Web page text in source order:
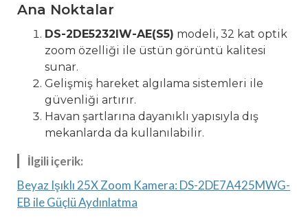
Ana Noktalar
DS-2DE5232IW-AE(S5) modeli, 32 kat optik
zoom özelliği ile üstün görüntü kalitesi
sunar.
Gelişmiş hareket algılama sistemleri ile
güvenliği artırır.
Havan şartlarına dayanıklı yapısıyla dış
mekanlarda da kullanılabilir.
İlgili içerik:
Beyaz Işıklı 25X Zoom Kamera: DS-2DE7A425MWG-
EB ile Güçlü Aydınlatma